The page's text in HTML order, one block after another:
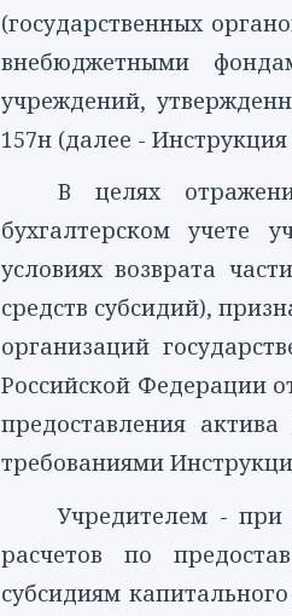
(государственных
внебюджетными
учреждений,
157н (далее - Инструкция
В целях
бухгалтерском учете
условиях возврата
средств субсидий),
организаций
Российской Федерации
предоставления
требованиями
Учредителем - при
расчетов по
субсидиям